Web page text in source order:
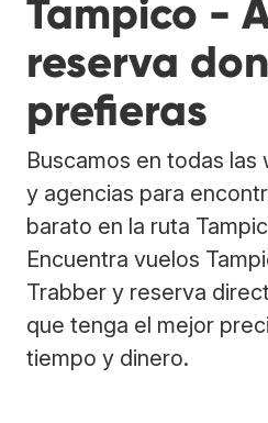
Tampico -
reserva
prefieras
Buscamos en todas las
y agencias para
barato en la ruta
Encuentra vuelos
Trabber y reserva
que tenga el mejor
tiempo y dinero.